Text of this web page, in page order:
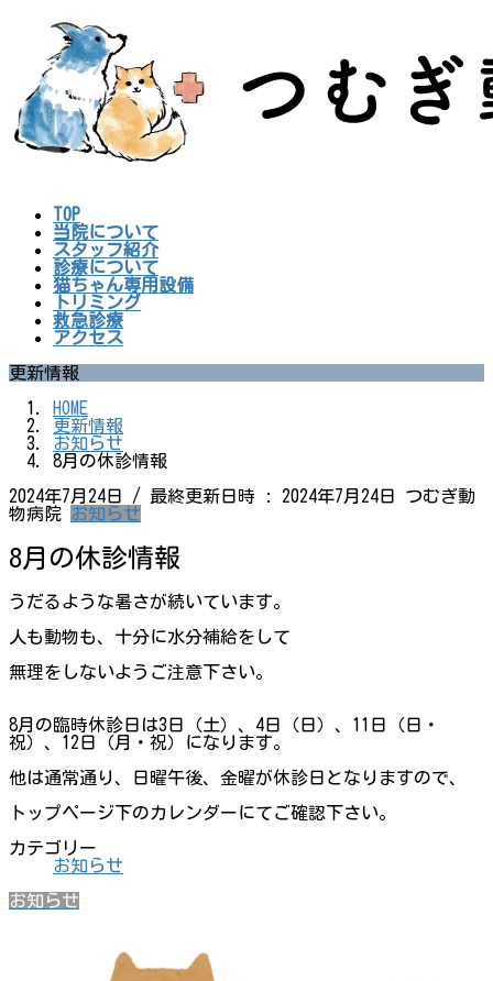
へ
ス
キ
ョ
ン
に
TOP
当院について
スタッフ紹介
診療について
猫ちゃん専用設備
トリミング
救急診療
アクセス
更新情報
HOME
更新情報
お知らせ
8月の休診情報
2024年7月24日
/ 最終更新日時 : 2024年7月24日
つむぎ動
物病院
お知らせ
8月の休診情報
うだるような暑さが続いています。
人も動物も、十分に水分補給をして
無理をしないようご注意下さい。
8月の臨時休診日は3日（土）、4日（日）、11日（日・
祝）、12日（月・祝）になります。
他は通常通り、日曜午後、金曜が休診日となりますので、
トップページ下のカレンダーにてご確認下さい。
カテゴリー
お知らせ
お知らせ